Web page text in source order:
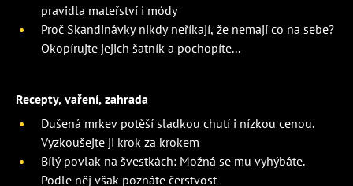
pravidla mateřství i módy
Proč Skandinávky nikdy neříkají, že nemají co na sebe?
Okopírujte jejich šatník a pochopíte...
Recepty, vaření, zahrada
Dušená mrkev potěší sladkou chutí i nízkou cenou.
Vyzkoušejte ji krok za krokem
Bílý povlak na švestkách: Možná se mu vyhýbáte.
Podle něj však poznáte čerstvost